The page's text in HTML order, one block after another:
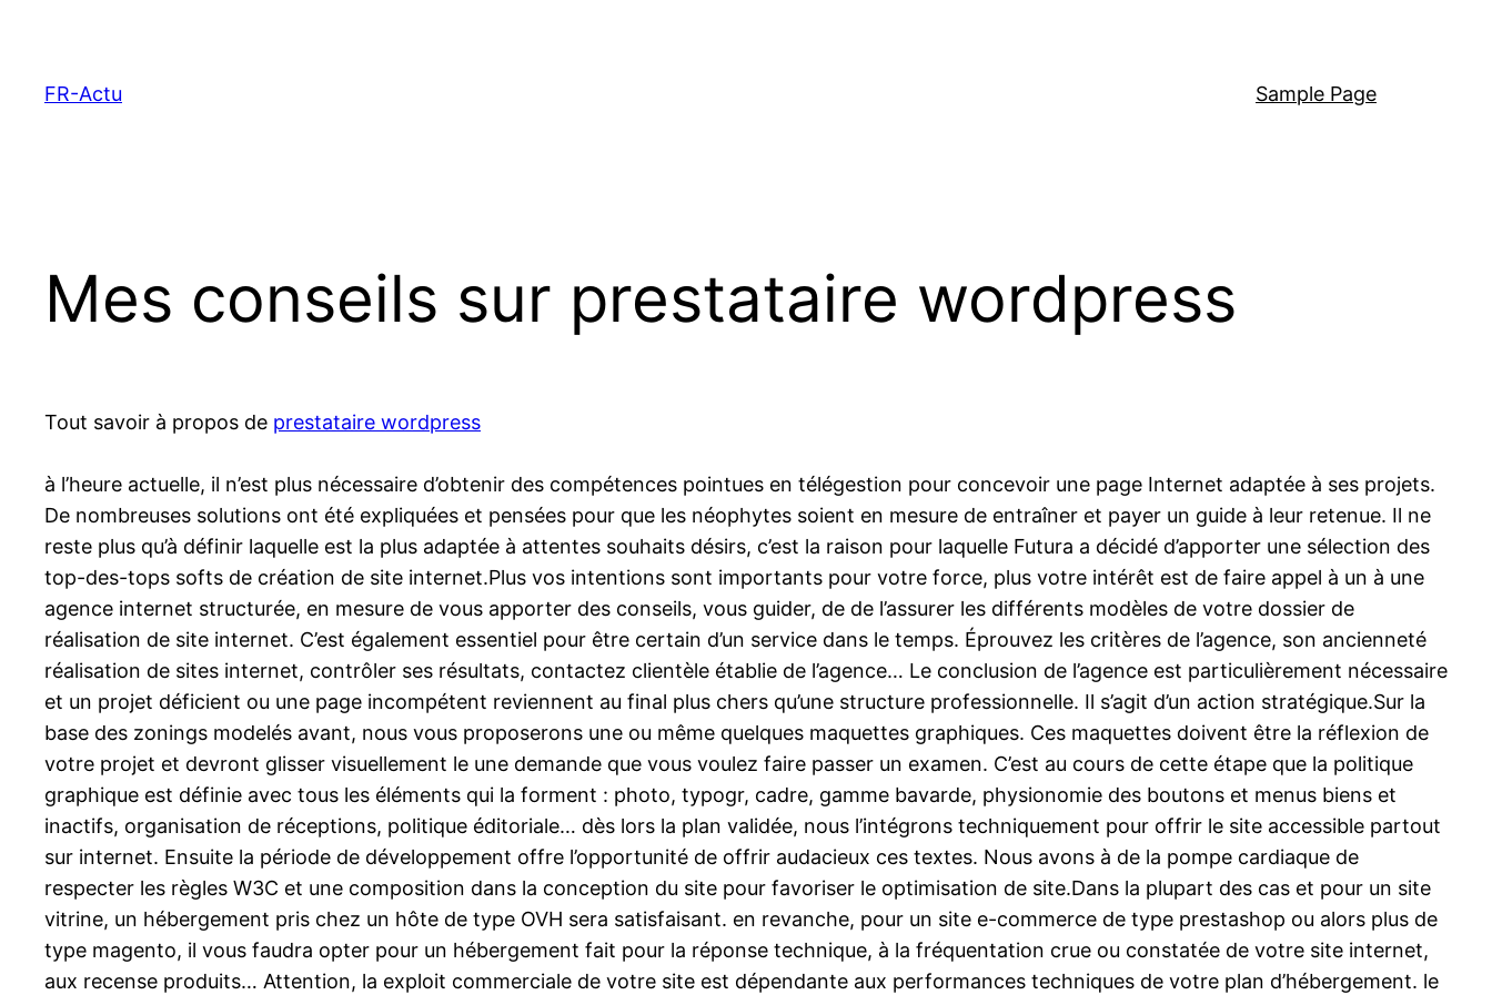
contenu
FR-Actu Sample Page
Mes conseils sur prestataire wordpress
Tout savoir à propos de prestataire wordpress
à l’heure actuelle, il n’est plus nécessaire d’obtenir des compétences pointues en télégestion pour concevoir une page Internet adaptée à ses projets.
De nombreuses solutions ont été expliquées et pensées pour que les néophytes soient en mesure de entraîner et payer un guide à leur retenue. Il ne
reste plus qu’à définir laquelle est la plus adaptée à attentes souhaits désirs, c’est la raison pour laquelle Futura a décidé d’apporter une sélection des
top-des-tops softs de création de site internet.Plus vos intentions sont importants pour votre force, plus votre intérêt est de faire appel à un à une
agence internet structurée, en mesure de vous apporter des conseils, vous guider, de de l’assurer les différents modèles de votre dossier de
réalisation de site internet. C’est également essentiel pour être certain d’un service dans le temps. Éprouvez les critères de l’agence, son ancienneté
réalisation de sites internet, contrôler ses résultats, contactez clientèle établie de l’agence… Le conclusion de l’agence est particulièrement nécessaire
et un projet déficient ou une page incompétent reviennent au final plus chers qu’une structure professionnelle. Il s’agit d’un action stratégique.Sur la
base des zonings modelés avant, nous vous proposerons une ou même quelques maquettes graphiques. Ces maquettes doivent être la réflexion de
votre projet et devront glisser visuellement le une demande que vous voulez faire passer un examen. C’est au cours de cette étape que la politique
graphique est définie avec tous les éléments qui la forment : photo, typogr, cadre, gamme bavarde, physionomie des boutons et menus biens et
inactifs, organisation de réceptions, politique éditoriale… dès lors la plan validée, nous l’intégrons techniquement pour offrir le site accessible partout
sur internet. Ensuite la période de développement offre l’opportunité de offrir audacieux ces textes. Nous avons à de la pompe cardiaque de
respecter les règles W3C et une composition dans la conception du site pour favoriser le optimisation de site.Dans la plupart des cas et pour un site
vitrine, un hébergement pris chez un hôte de type OVH sera satisfaisant. en revanche, pour un site e-commerce de type prestashop ou alors plus de
type magento, il vous faudra opter pour un hébergement fait pour la réponse technique, à la fréquentation crue ou constatée de votre site internet,
aux recense produits… Attention, la exploit commerciale de votre site est dépendante aux performances techniques de votre plan d’hébergement. le